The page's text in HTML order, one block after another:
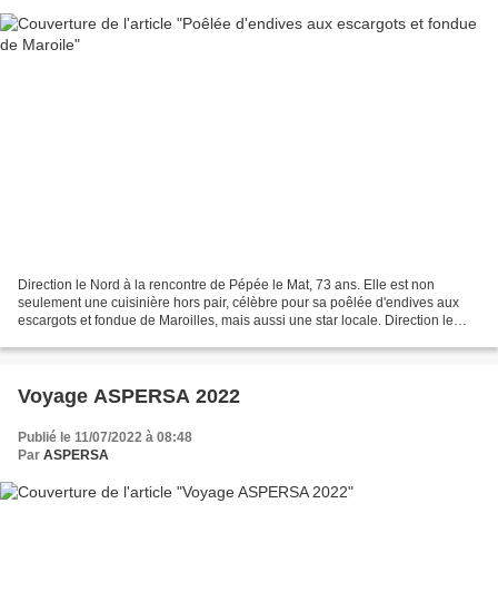
Direction le Nord à la rencontre de Pépée le Mat, 73 ans. Elle est non
seulement une cuisinière hors pair, célèbre pour sa poêlée d'endives aux
escargots et fondue de Maroilles, mais aussi une star locale. Direction le
Voyage ASPERSA 2022
Publié le 11/07/2022 à 08:48
Par ASPERSA